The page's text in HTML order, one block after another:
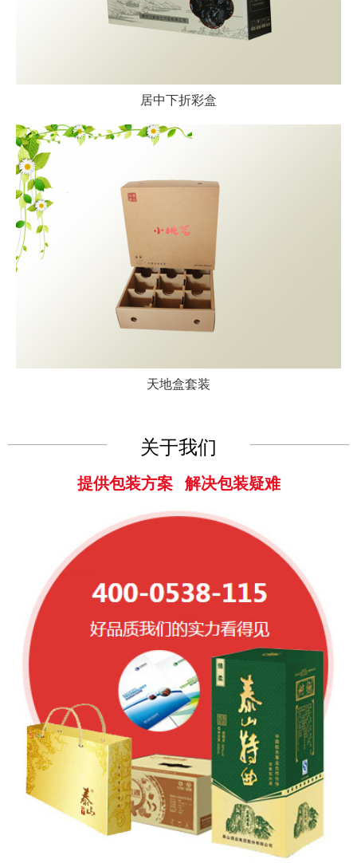
居中下折彩盒
天地盒套装
关于我们
提供包装方案 解决包装疑难